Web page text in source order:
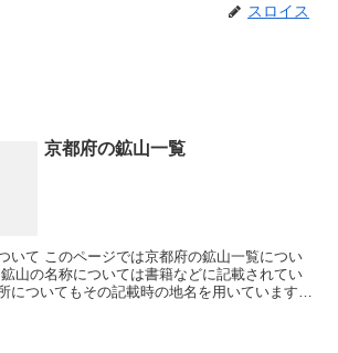
スロイス
京都府の鉱山一覧
いて このページでは京都府の鉱山一覧につい
山の名称については書籍などに記載されてい
についてもその記載時の地名を用いています。